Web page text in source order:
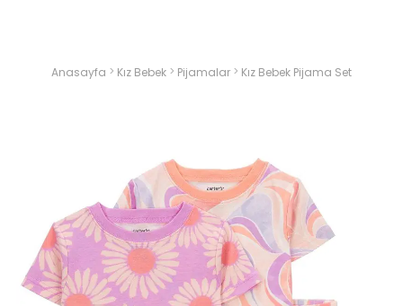
Anasayfa > Kız Bebek > Pijamalar > Kız Bebek Pijama Set